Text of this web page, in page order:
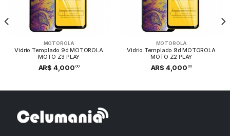
MOTOROLA
Vidrio Templado 9d MOTOROLA
MOTO Z3 PLAY
AR$ 4,000 00
MOTOROLA
Vidrio Templado 9d MOTOROLA
MOTO Z2 PLAY
AR$ 4,000 00